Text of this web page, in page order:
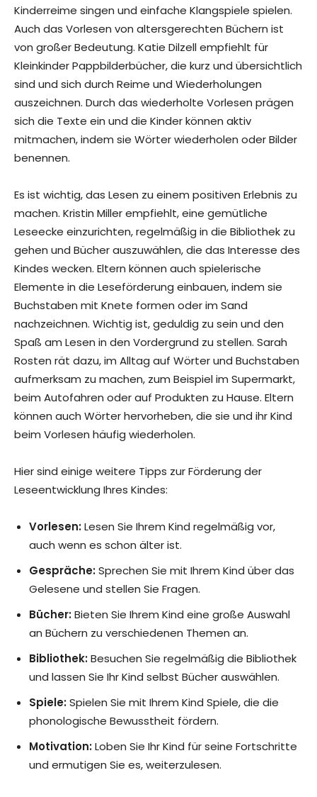
Kinderreime singen und einfache Klangspiele spielen.
Auch das Vorlesen von altersgerechten Büchern ist
von großer Bedeutung. Katie Dilzell empfiehlt für
Kleinkinder Pappbilderbücher, die kurz und übersichtlich
sind und sich durch Reime und Wiederholungen
auszeichnen. Durch das wiederholte Vorlesen prägen
sich die Texte ein und die Kinder können aktiv
mitmachen, indem sie Wörter wiederholen oder Bilder
benennen.
Es ist wichtig, das Lesen zu einem positiven Erlebnis zu
machen. Kristin Miller empfiehlt, eine gemütliche
Leseecke einzurichten, regelmäßig in die Bibliothek zu
gehen und Bücher auszuwählen, die das Interesse des
Kindes wecken. Eltern können auch spielerische
Elemente in die Leseförderung einbauen, indem sie
Buchstaben mit Knete formen oder im Sand
nachzeichnen. Wichtig ist, geduldig zu sein und den
Spaß am Lesen in den Vordergrund zu stellen. Sarah
Rosten rät dazu, im Alltag auf Wörter und Buchstaben
aufmerksam zu machen, zum Beispiel im Supermarkt,
beim Autofahren oder auf Produkten zu Hause. Eltern
können auch Wörter hervorheben, die sie und ihr Kind
beim Vorlesen häufig wiederholen.
Hier sind einige weitere Tipps zur Förderung der
Leseentwicklung Ihres Kindes:
Vorlesen:Lesen Sie Ihrem Kind regelmäßig vor,
auch wenn es schon älter ist.
Gespräche:Sprechen Sie mit Ihrem Kind über das
Gelesene und stellen Sie Fragen.
Bücher:Bieten Sie Ihrem Kind eine große Auswahl
an Büchern zu verschiedenen Themen an.
Bibliothek:Besuchen Sie regelmäßig die Bibliothek
und lassen Sie Ihr Kind selbst Bücher auswählen.
Spiele:Spielen Sie mit Ihrem Kind Spiele, die die
phonologische Bewusstheit fördern.
Motivation:Loben Sie Ihr Kind für seine Fortschritte
und ermutigen Sie es, weiterzulesen.